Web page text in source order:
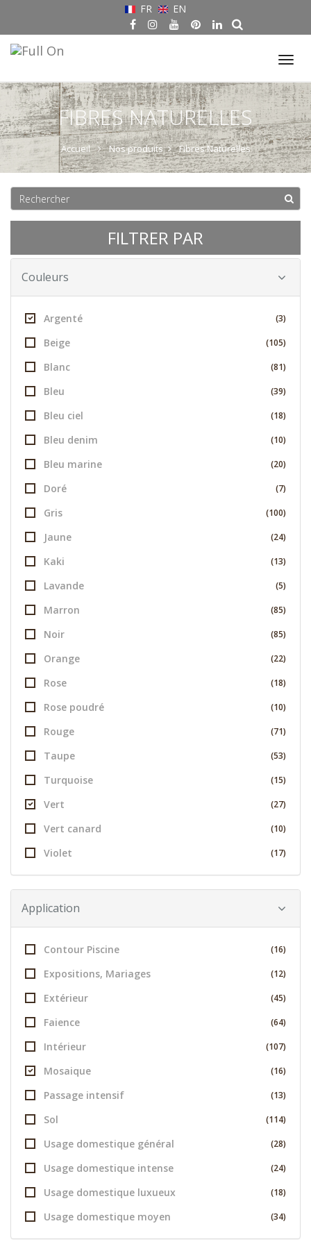
FR EN
FIBRES NATURELLES
Accueil Nos produits Fibres Naturelles
FILTRER PAR
Couleurs
Argenté (3)
Beige (105)
Blanc (81)
Bleu (39)
Bleu ciel (18)
Bleu denim (10)
Bleu marine (20)
Doré (7)
Gris (100)
Jaune (24)
Kaki (13)
Lavande (5)
Marron (85)
Noir (85)
Orange (22)
Rose (18)
Rose poudré (10)
Rouge (71)
Taupe (53)
Turquoise (15)
Vert (27)
Vert canard (10)
Violet (17)
Application
Contour Piscine (16)
Expositions, Mariages (12)
Extérieur (45)
Faience (64)
Intérieur (107)
Mosaique (16)
Passage intensif (13)
Sol (114)
Usage domestique général (28)
Usage domestique intense (24)
Usage domestique luxueux (18)
Usage domestique moyen (34)